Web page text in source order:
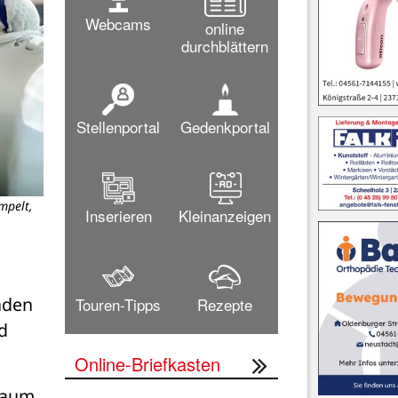
Webcams
online
durchblättern
Stellenportal Gedenkportal
Inserieren Kleinanzeigen
Touren-Tipps Rezepte
Online-Briefkasten